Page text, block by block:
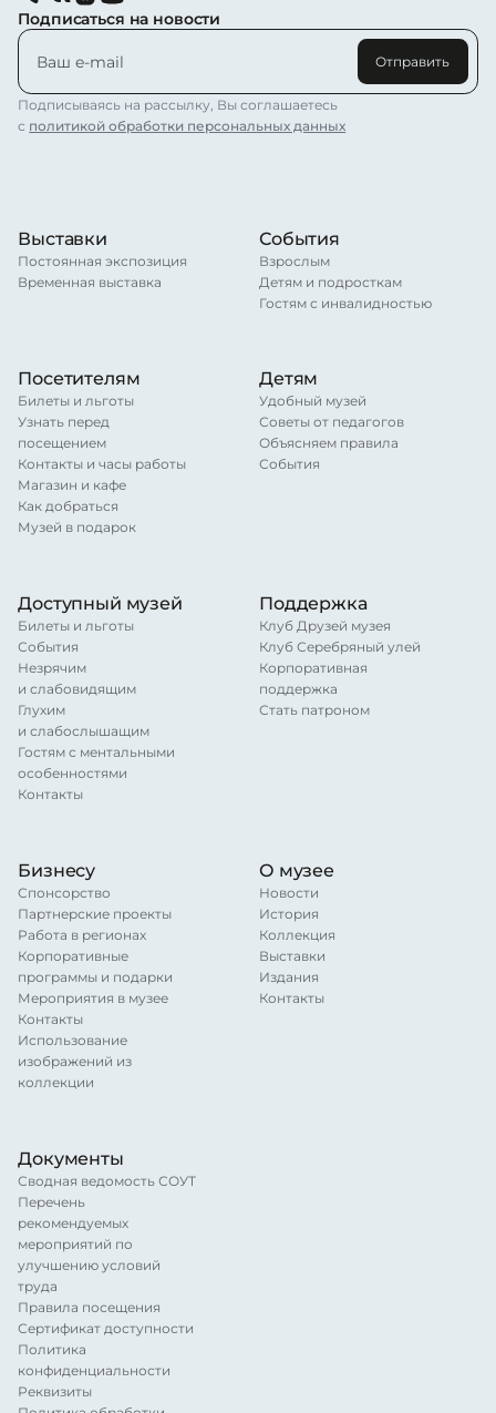
Подписаться на новости
Отправить
Подписываясь на рассылку, Вы соглашаетесь
с политикой обработки персональных данных
Выставки
Постоянная экспозиция
Временная выставка
События
Взрослым
Детям и подросткам
Гостям с инвалидностью
Посетителям
Билеты и льготы
Узнать перед
посещением
Контакты и часы работы
Магазин и кафе
Как добраться
Музей в подарок
Детям
Удобный музей
Советы от педагогов
Объясняем правила
События
Доступный музей
Билеты и льготы
События
Незрячим
и слабовидящим
Глухим
и слабослышащим
Гостям с ментальными
особенностями
Контакты
Поддержка
Клуб Друзей музея
Клуб Серебряный улей
Корпоративная
поддержка
Стать патроном
Бизнесу
Спонсорство
Партнерские проекты
Работа в регионах
Корпоративные
программы и подарки
Мероприятия в музее
Контакты
Использование
изображений из
коллекции
О музее
Новости
История
Коллекция
Выставки
Издания
Контакты
Документы
Сводная ведомость СОУТ
Перечень
рекомендуемых
мероприятий по
улучшению условий
труда
Правила посещения
Сертификат доступности
Политика
конфиденциальности
Реквизиты